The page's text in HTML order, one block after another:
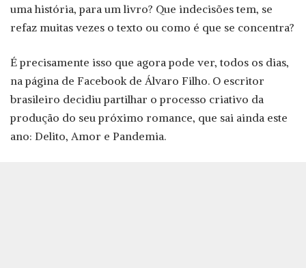
uma história, para um livro? Que indecisões tem, se
refaz muitas vezes o texto ou como é que se concentra?
É precisamente isso que agora pode ver, todos os dias,
na página de Facebook de Álvaro Filho. O escritor
brasileiro decidiu partilhar o processo criativo da
produção do seu próximo romance, que sai ainda este
ano: Delito, Amor e Pandemia.